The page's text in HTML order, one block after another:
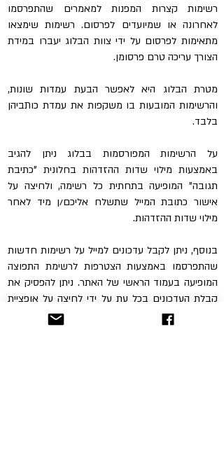
רשימות קצרות המפנות למאמרים שהתפרסמו
לאחרונה או שמיועדים לפרסום. רשימות שימצאו
מתאימות לפרסום על ידי צוות הבלוג יעברו במידת
הצורך עריכה טרם פרסומן.
מטרת הבלוג היא לאפשר הבעת עמדות שונות,
והרשימות המובעות בו משקפות את עמדת כותביהן
בלבד.
על הרשימות המפורסמות בבלוג ניתן להגיב
באמצעות מילוי שדות ההזדהות בחלונית "כתיבת
תגובה" המופיעה בתחתית כל רשימה, ולחיצה על
אישור כתובת המייל שתשלח אליכם/ן מיד לאחר
מילוי שדות ההזדהות.
בנוסף, ניתן לקבל עדכונים למייל על רשימות חדשות
שהתפרסמו באמצעות הצטרפות לרשימת התפוצה
המופיעה בעמוד הראשי של האתר. ניתן להפסיק את
קבלת העדכונים בכל עת על ידי לחיצה על אופציית
"ביטול הרשמה" המופיעה במיילים הנשלחים לרשימת